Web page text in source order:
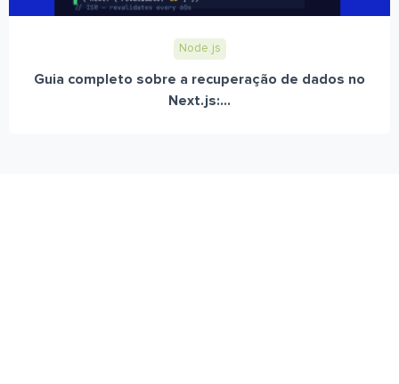
Node.js
Guia completo sobre a recuperação de dados no
Next.js:...